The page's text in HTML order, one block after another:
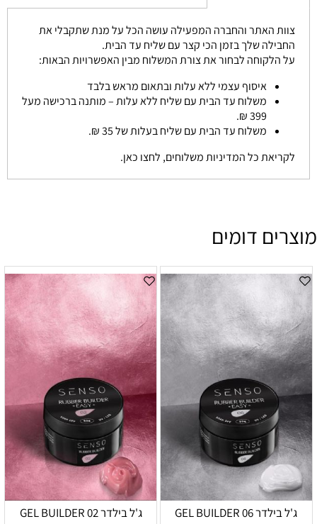
צוות האתר והחברה המפעילה עושה הכל על מנת שתקבלי את
החבילה שלך בזמן הכי קצר עם שליח עד הבית.
על הלקוחה לבחור את צורת המשלוח מבין האפשרויות הבאות:
איסוף עצמי ללא עלות ובתאום מראש בלבד
משלוח עד הבית עם שליח ללא עלות – מותנה ברכישה מעל
399 ₪.
משלוח עד הבית עם שליח בעלות של 35 ₪.
לקריאת כל המדיניות משלוחים, לחצו כאן.
מוצרים דומים
ג'ל בילדר 06 GEL BUILDER ג'ל בילדר 02 GEL BUILDER